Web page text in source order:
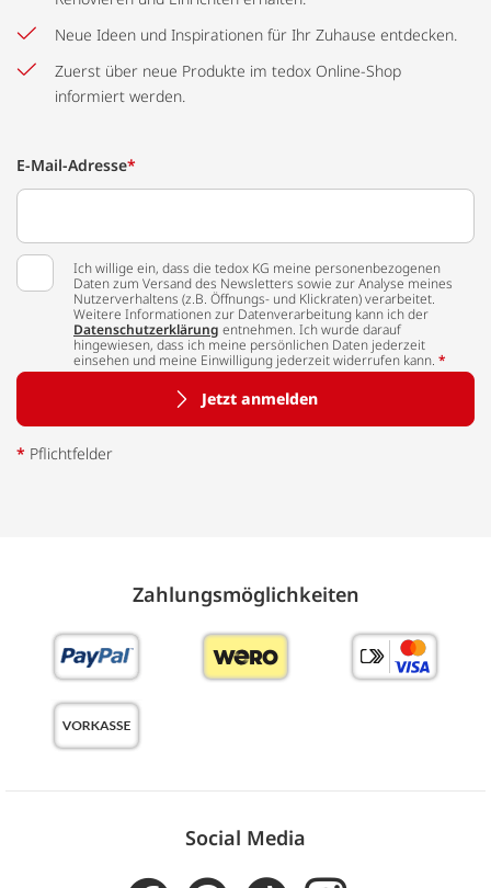
Neue Ideen und Inspirationen für Ihr Zuhause entdecken.
Zuerst über neue Produkte im tedox Online-Shop
informiert werden.
E-Mail-Adresse*
Ich willige ein, dass die tedox KG meine personenbezogenen
Daten zum Versand des Newsletters sowie zur Analyse meines
Nutzerverhaltens (z.B. Öffnungs- und Klickraten) verarbeitet.
Weitere Informationen zur Datenverarbeitung kann ich der
Datenschutzerklärung entnehmen. Ich wurde darauf
hingewiesen, dass ich meine persönlichen Daten jederzeit
einsehen und meine Einwilligung jederzeit widerrufen kann. *
Jetzt anmelden
* Pflichtfelder
Zahlungs­möglich­keiten
Social Media